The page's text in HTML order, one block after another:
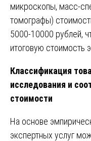
микроскопы, масс-
томографы)
5000-10000 рублей,
итоговую стоимость
Классификация
исследования и
стоимости
На основе
экспертных услуг